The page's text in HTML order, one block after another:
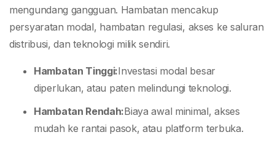
mengundang gangguan. Hambatan mencakup
persyaratan modal, hambatan regulasi, akses ke saluran
distribusi, dan teknologi milik sendiri.
Hambatan Tinggi:Investasi modal besar
diperlukan, atau paten melindungi teknologi.
Hambatan Rendah:Biaya awal minimal, akses
mudah ke rantai pasok, atau platform terbuka.